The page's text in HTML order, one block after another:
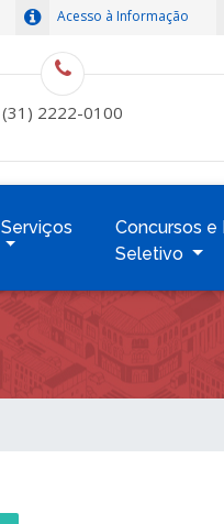
Acesso à Informação
(31) 2222-0100
Serviços
Concursos e
Seletivo